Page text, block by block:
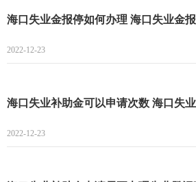
海口失业金报停如何办理 海口失业金
2022-12-23
海口失业补助金可以申请次数 海口失
2022-12-23